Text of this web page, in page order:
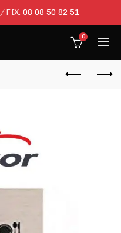
/ FIX: 08 08 50 82 51
0